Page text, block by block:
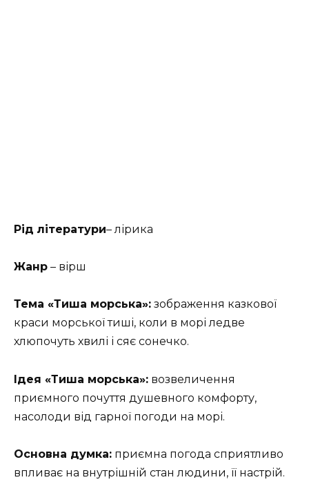
Рід літератури– лірика
Жанр – вірш
Тема «Тиша морська»: зображення казкової
краси морської тиші, коли в морі ледве
хлюпочуть хвилі і сяє сонечко.
Ідея «Тиша морська»: возвеличення
приємного почуття душевного комфорту,
насолоди від гарної погоди на морі.
Основна думка: приємна погода сприятливо
впливає на внутрішній стан людини, її настрій.